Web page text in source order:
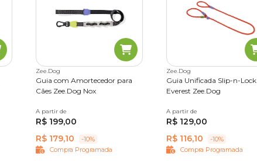
Zee.Dog
Guia com Amortecedor para
Cães Zee.Dog Nox
G P
A partir de
R$ 199,00
R$ 179,10
-10%
Compra Programada
Zee.Dog
Guia Unificada Slip-n-Lock
Everest Zee.Dog
Único
A partir de
R$ 129,00
R$ 116,10
-10%
Compra Programada